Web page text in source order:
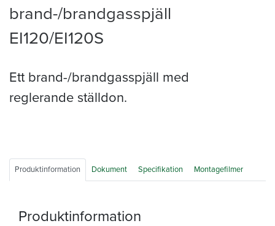
brand-/brandgasspjäll
EI120/EI120S
Ett brand-/brandgasspjäll med
reglerande ställdon.
Produktinformation Dokument Specifikation Montagefilmer
Produktinformation